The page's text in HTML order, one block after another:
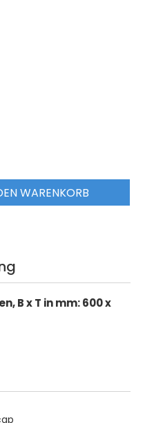
WARENKORB
B x T in mm: 600 x